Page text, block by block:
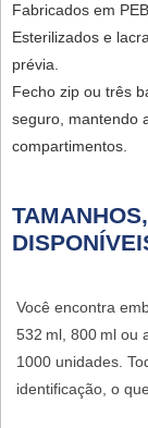
Fabricados em
Esterilizados e
prévia.
Fecho zip ou três
seguro, mantendo
compartimentos.
Você encontra
532 ml, 800 ml ou
1000 unidades.
identificação, o